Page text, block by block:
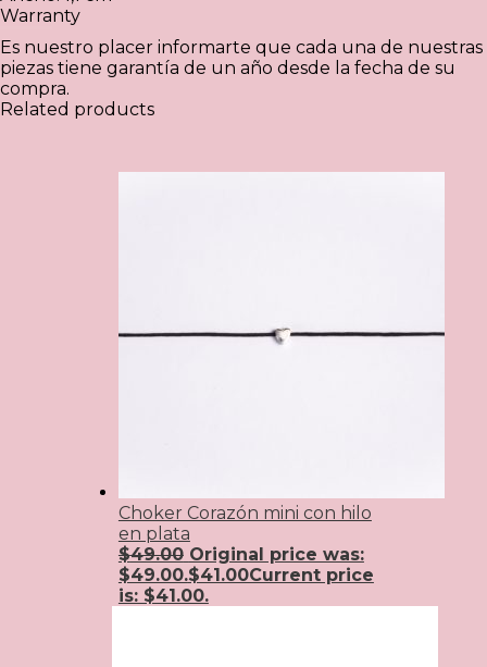
Warranty
Es nuestro placer informarte que cada una de nuestras
piezas tiene garantía de un año desde la fecha de su
compra.
Related products
Choker Corazón mini con hilo
en plata
$49.00 Original price was:
$49.00.$41.00Current price
is: $41.00.